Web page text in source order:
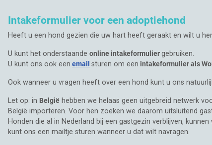
Intakeformulier voor een adoptiehond
Heeft u een hond gezien die uw hart heeft geraakt en wilt u
U kunt het onderstaande online intakeformuliergebruiken.
U kunt ons ook een email sturen om een intakeformulier als
Ook wanneer u vragen heeft over een hond kunt u ons
Let op: in België hebben we helaas geen uitgebreid netwerk
België importeren. Voor hen zoeken we daarom uitsluitend
Honden die al in Nederland bij een gastgezin verblijven,
kunt ons een mailtje sturen wanneer u dat wilt navragen.